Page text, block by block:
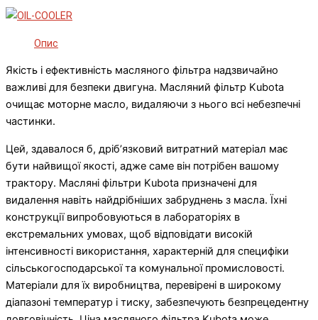
Опис
Якість і ефективність масляного фільтра надзвичайно
важливі для безпеки двигуна. Масляний фільтр Kubota
очищає моторне масло, видаляючи з нього всі небезпечні
частинки.
Цей, здавалося б, дріб’язковий витратний матеріал має
бути найвищої якості, адже саме він потрібен вашому
трактору. Масляні фільтри Kubota призначені для
видалення навіть найдрібніших забруднень з масла. Їхні
конструкції випробовуються в лабораторіях в
екстремальних умовах, щоб відповідати високій
інтенсивності використання, характерній для специфіки
сільськогосподарської та комунальної промисловості.
Матеріали для їх виробництва, перевірені в широкому
діапазоні температур і тиску, забезпечують безпрецедентну